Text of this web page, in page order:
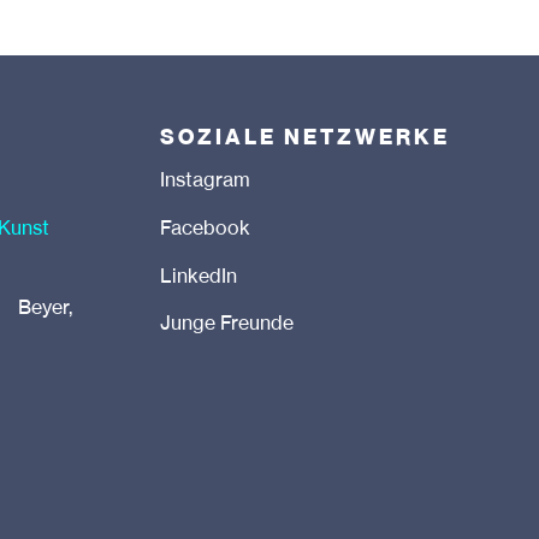
Beyer,
SOZIALE NETZWERKE
Instagram
Facebook
LinkedIn
Junge Freunde